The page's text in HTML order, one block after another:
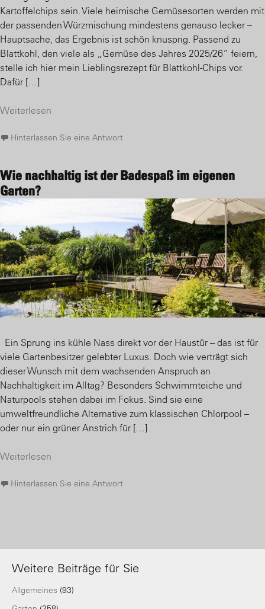
Kartoffelchips sein. Viele heimische Gemüsesorten werden mit
der passenden Würzmischung mindestens genauso lecker –
Hauptsache, das Ergebnis ist schön knusprig. Passend zu
Blattkohl, den viele als „Gemüse des Jahres 2025/26“ feiern,
stelle ich hier mein Lieblingsrezept für Blattkohl-Chips vor.
Dafür […]
Weiterlesen
Hinterlassen Sie eine Antwort
Wie nachhaltig ist der Badespaß im eigenen
Garten?
Ein Sprung ins kühle Nass direkt vor der Haustür – das ist für
viele Gartenbesitzer gelebter Luxus. Doch wie verträgt sich
dieser Wunsch mit dem wachsenden Anspruch an
Nachhaltigkeit im Alltag? Besonders Schwimmteiche und
Naturpools stehen dabei im Fokus. Sind sie eine
umweltfreundliche Alternative zum klassischen Chlorpool –
oder nur ein grüner Anstrich für […]
Weiterlesen
Hinterlassen Sie eine Antwort
Weitere Beiträge für Sie
Allgemeines (93)